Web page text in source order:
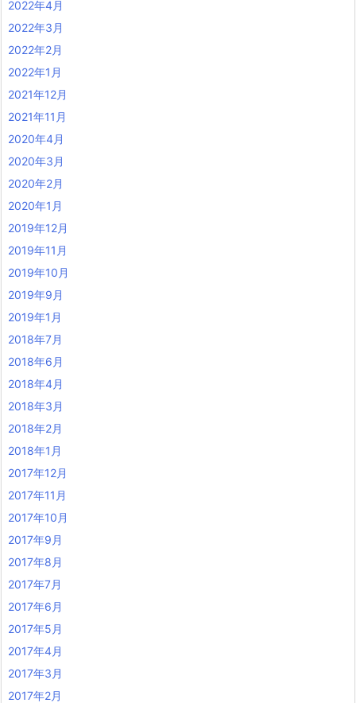
2022年4月
2022年3月
2022年2月
2022年1月
2021年12月
2021年11月
2020年4月
2020年3月
2020年2月
2020年1月
2019年12月
2019年11月
2019年10月
2019年9月
2019年1月
2018年7月
2018年6月
2018年4月
2018年3月
2018年2月
2018年1月
2017年12月
2017年11月
2017年10月
2017年9月
2017年8月
2017年7月
2017年6月
2017年5月
2017年4月
2017年3月
2017年2月